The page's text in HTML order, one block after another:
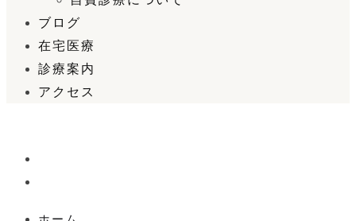
ブログ
在宅医療
診療案内
アクセス